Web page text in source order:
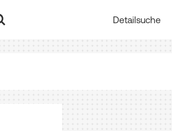
Detailsuche